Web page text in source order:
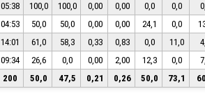
05:38 100,0 100,0 0,00 0,00 0,0 0,0
04:53 50,0 50,0 0,00 0,00 24,1 0,0
14:01 61,0 58,3 0,33 0,83 0,0 11,0
09:34 26,6 0,0 0,00 2,00 12,3 0,0
200 50,0 47,5 0,21 0,26 50,0 73,1